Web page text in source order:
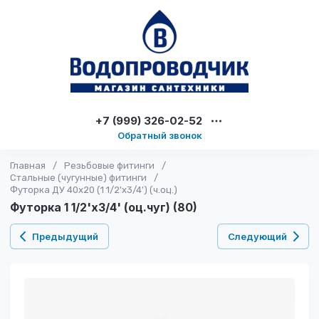
+7 (999) 326-02-52
Обратный звонок
Главная / Резьбовые фитинги
/
Стальные (чугунные) фитинги
/
Футорка ДУ 40х20 (1 1/2'x3/4') (ч.оц.)
Футорка 1 1/2'x3/4' (оц.чуг) (80)
Предыдущий Следующий